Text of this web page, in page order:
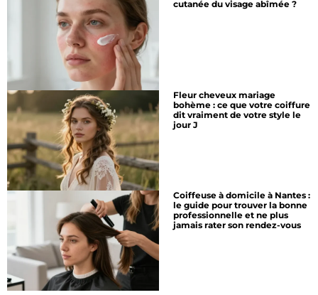
cutanée du visage abîmée ?
Fleur cheveux mariage
bohème : ce que votre coiffure
dit vraiment de votre style le
jour J
Coiffeuse à domicile à Nantes :
le guide pour trouver la bonne
professionnelle et ne plus
jamais rater son rendez-vous